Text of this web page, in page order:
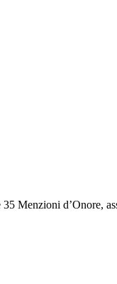
Menzioni d’Onore,